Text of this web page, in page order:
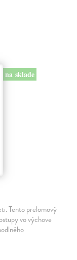
na sklade
Tento prelomový
vo výchove